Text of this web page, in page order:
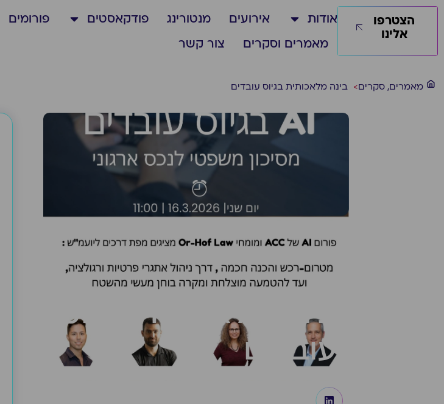
הצטרפו
אלינו
אודות אירועים מנטורינג פודקאסטים פורומים
מאמרים וסקרים
צור קשר
מאמרים, סקרים> בינה מלאכותית בגיוס עובדים
בינה מלאכותית בגיוס
עובדים